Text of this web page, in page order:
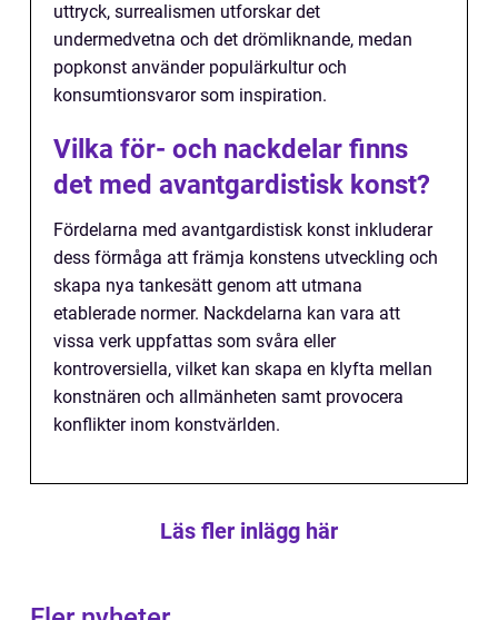
uttryck, surrealismen utforskar det
undermedvetna och det drömliknande, medan
popkonst använder populärkultur och
konsumtionsvaror som inspiration.
Vilka för- och nackdelar finns
det med avantgardistisk konst?
Fördelarna med avantgardistisk konst inkluderar
dess förmåga att främja konstens utveckling och
skapa nya tankesätt genom att utmana
etablerade normer. Nackdelarna kan vara att
vissa verk uppfattas som svåra eller
kontroversiella, vilket kan skapa en klyfta mellan
konstnären och allmänheten samt provocera
konflikter inom konstvärlden.
Läs fler inlägg här